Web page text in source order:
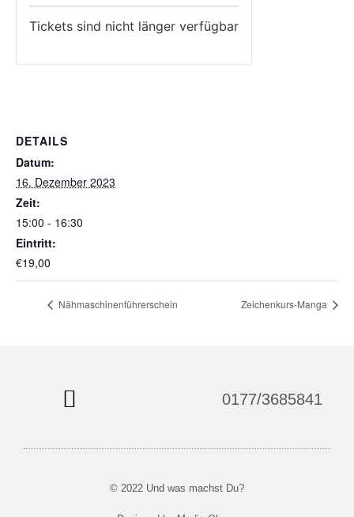
DETAILS
Datum:
16. Dezember 2023
Zeit:
15:00 - 16:30
Eintritt:
€19,00
Tickets sind nicht länger verfügbar
Nähmaschinenführerschein Zeichenkurs-Manga
0177/3685841
© 2022 Und was machst Du?